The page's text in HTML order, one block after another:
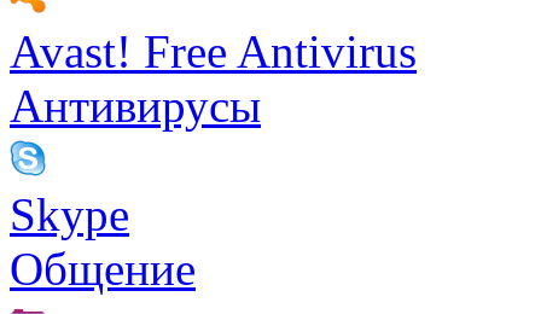
Avast! Free Antivirus
Антивирусы
Skype
Общение